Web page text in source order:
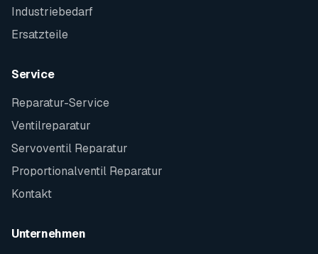
Industriebedarf
Ersatzteile
Service
Reparatur-Service
Ventilreparatur
Servoventil Reparatur
Proportionalventil Reparatur
Kontakt
Unternehmen